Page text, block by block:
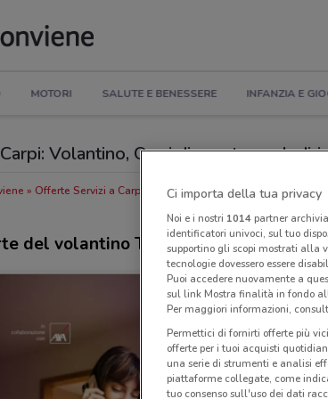
MOTORI SALUTE E BENESSERE INFANZIA E
Volantino, Orari di apertura e
Offerte Servizi a Carpi Negozi Tiscali Casa a Carpi
del volantino Tiscali Casa
Ci importa della tua privacy
Noi e i nostri 1014partner
identificatori univoci, sul tuo
supportino gli scopi mostrati alla
tecnologie dovessero essere
Puoi accedere nuovamente a
sul link Mostra finalità in fondo
Per maggiori informazioni,
Permettici di fornirti offerte più
offerte per i tuoi acquisti
una serie di strumenti e analisi
piattaforme collegate, come
tuo consenso sull'uso dei dati